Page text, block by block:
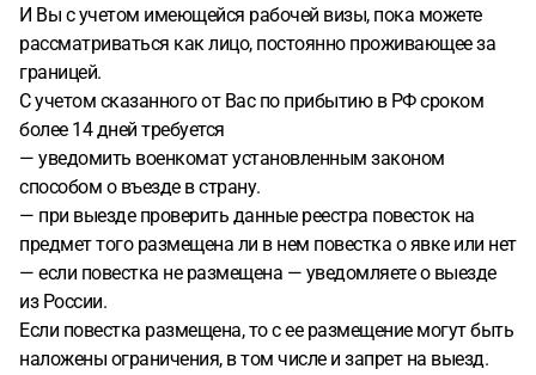
И Вы с учетом имеющейся рабочей визы, пока можете
рассматриваться как лицо, постоянно проживающее за
границей.
С учетом сказанного от Вас по прибытию в РФ сроком
более 14 дней требуется
— уведомить военкомат установленным законом
способом о въезде в страну.
— при выезде проверить данные реестра повесток на
предмет того размещена ли в нем повестка о явке или нет
— если повестка не размещена — уведомляете о выезде
из России.
Если повестка размещена, то с ее размещение могут быть
наложены ограничения, в том числе и запрет на выезд.